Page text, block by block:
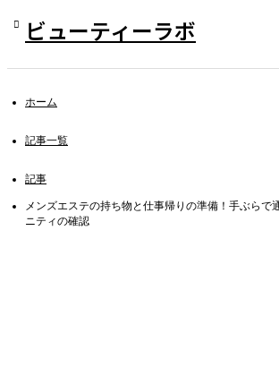
ビューティーラボ
ホーム
記事一覧
記事
メンズエステの持ち物と仕事帰りの準備！手ぶらで
ニティの確認